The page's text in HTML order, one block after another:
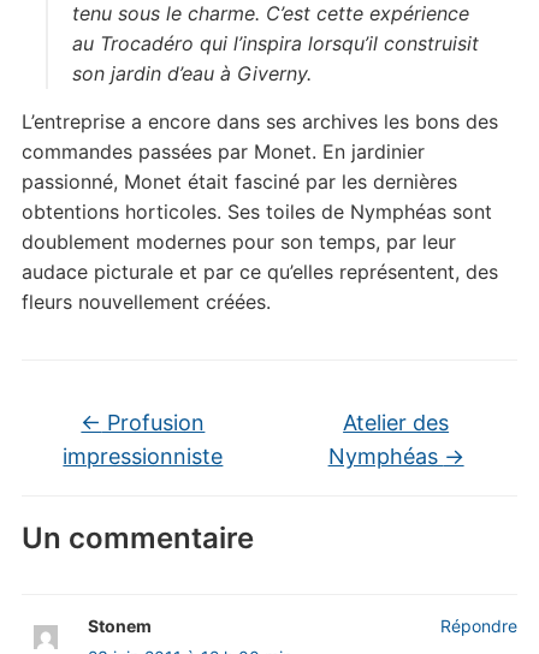
tenu sous le charme. C’est cette expérience
au Trocadéro qui l’inspira lorsqu’il construisit
son jardin d’eau à Giverny.
L’entreprise a encore dans ses archives les bons des
commandes passées par Monet. En jardinier
passionné, Monet était fasciné par les dernières
obtentions horticoles. Ses toiles de Nymphéas sont
doublement modernes pour son temps, par leur
audace picturale et par ce qu’elles représentent, des
fleurs nouvellement créées.
← Profusion
impressionniste
Atelier des
Nymphéas →
Un commentaire
Stonem
Répondre